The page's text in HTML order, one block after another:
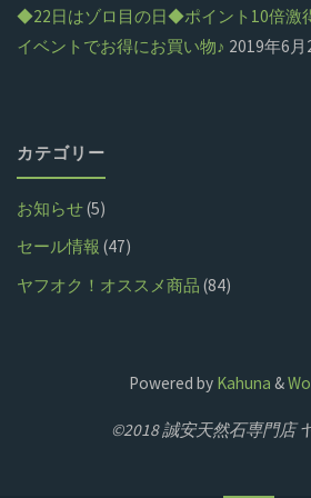
◆22日はゾロ目の日◆ポイント10倍激
イベントでお得にお買い物♪ 2019年6月
カテゴリー
お知らせ(5)
セール情報 (47)
ヤフオク！オススメ商品 (84)
Powered by Kahuna &
©2018 誠安天然石専門店